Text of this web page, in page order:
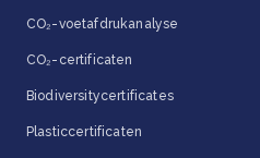
CO₂-voetafdrukanalyse
CO₂-certificaten
Biodiversitycertificates
Plasticcertificaten